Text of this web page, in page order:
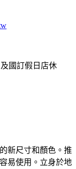
國訂假日店休
新尺寸和顏色。推
易使用。立身於地